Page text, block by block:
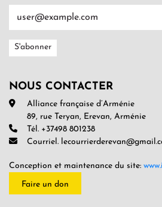
NOUS CONTACTER
Alliance française d’Arménie
89, rue Teryan, Erevan, Arménie
Tél. +37498 801238
Courriel.
Conception et maintenance du site:
Faire un don